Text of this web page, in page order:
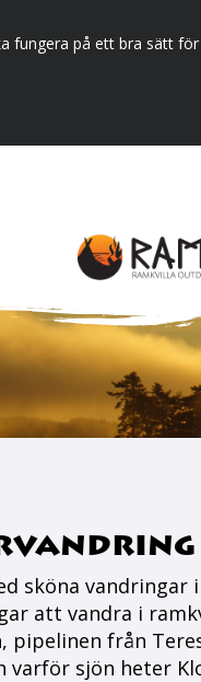
fungera på ett bra sätt
sköna vandringar
att vandra i
pipelinen från
varför sjön heter